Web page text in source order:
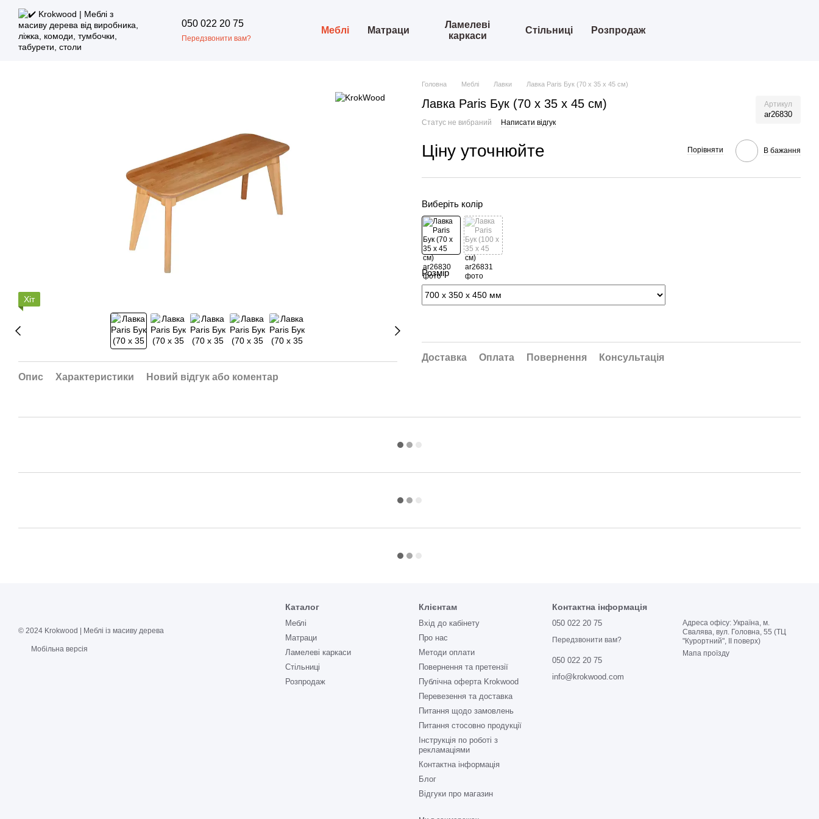
Перейти до основного контенту
050 022 20 75
Передзвонити вам?
Меблі Матраци
Ламелеві
каркаси
Стільниці Розпродаж
Хіт
Опис Характеристики Новий відгук або коментар
Головна Меблі Лавки Лавка Paris Бук (70 х 35 х 45 см)
Лавка Paris Бук (70 х 35 х 45 см) Артикул
ar26830
Статус не вибраний Написати відгук
Ціну уточнюйте Порівняти В бажання
Виберіть колір
Розмір
Доставка Оплата Повернення Консультація
© 2024 Krokwood | Меблі із масиву дерева
Мобільна версія
Каталог
Меблі
Матраци
Ламелеві каркаси
Стільниці
Розпродаж
Клієнтам
Вхід до кабінету
Про нас
Методи оплати
Повернення та претензії
Публічна оферта Krokwood
Перевезення та доставка
Питання щодо замовлень
Питання стосовно продукції
Інструкція по роботі з
рекламаціями
Контактна інформація
Блог
Відгуки про магазин
Контактна інформація
050 022 20 75
Передзвонити вам?
050 022 20 75
info@krokwood.com
Адреса офісу: Україна, м.
Свалява, вул. Головна, 55 (ТЦ
"Курортний", ІІ поверх)
Мапа проїзду